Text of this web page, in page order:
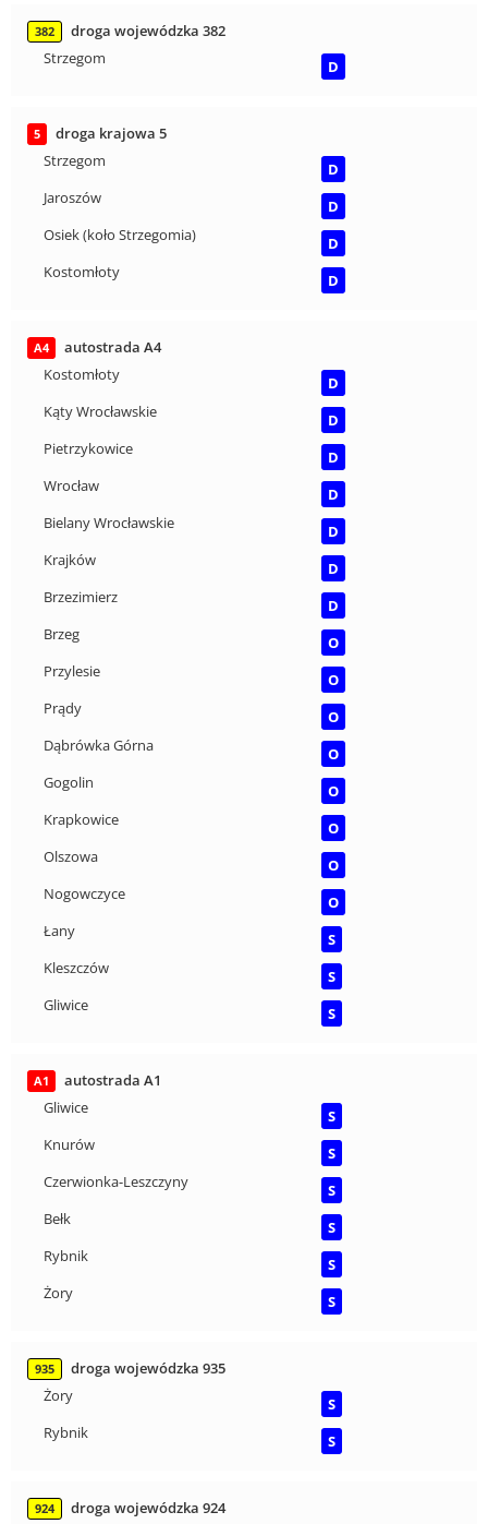
382
droga wojewódzka 382
Strzegom
D
5
droga krajowa 5
Strzegom
D
Jaroszów
D
Osiek (koło Strzegomia)
D
Kostomłoty
D
A4
autostrada A4
Kostomłoty
D
Kąty Wrocławskie
D
Pietrzykowice
D
Wrocław
D
Bielany Wrocławskie
D
Krajków
D
Brzezimierz
D
Brzeg
O
Przylesie
O
Prądy
O
Dąbrówka Górna
O
Gogolin
O
Krapkowice
O
Olszowa
O
Nogowczyce
O
Łany
S
Kleszczów
S
Gliwice
S
A1
autostrada A1
Gliwice
S
Knurów
S
Czerwionka-Leszczyny
S
Bełk
S
Rybnik
S
Żory
S
935
droga wojewódzka 935
Żory
S
Rybnik
S
924
droga wojewódzka 924